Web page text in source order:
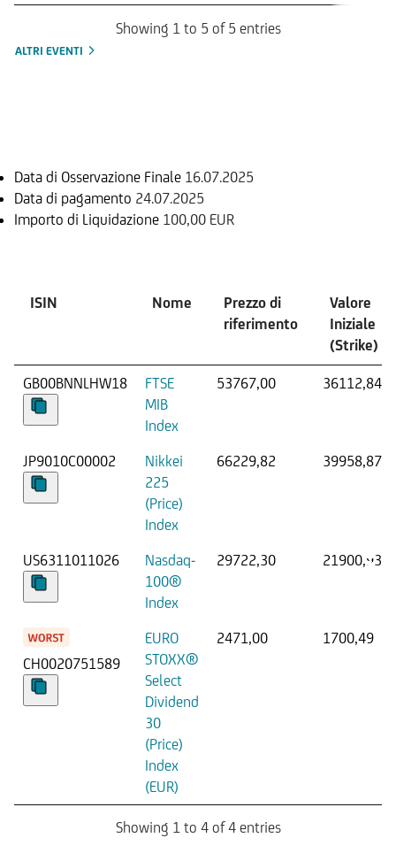
Showing 1 to 5 of 5 entries
ALTRI EVENTI
Data di Osservazione Finale 16.07.2025
Data di pagamento 24.07.2025
Importo di Liquidazione 100,00 EUR
ISIN Nome
Prezzo di
riferimento
Valore
Iniziale
(Strike)
GB00BNNLHW18
FTSE
MIB
Index
53767,00 36112,84
JP9010C00002
Nikkei
225
(Price)
Index
66229,82 39958,87
US6311011026
Nasdaq-
100®
Index
29722,30 21900,93
CH0020751589
EURO
STOXX®
Select
Dividend
30
(Price)
Index
(EUR)
2471,00 1700,49
Showing 1 to 4 of 4 entries